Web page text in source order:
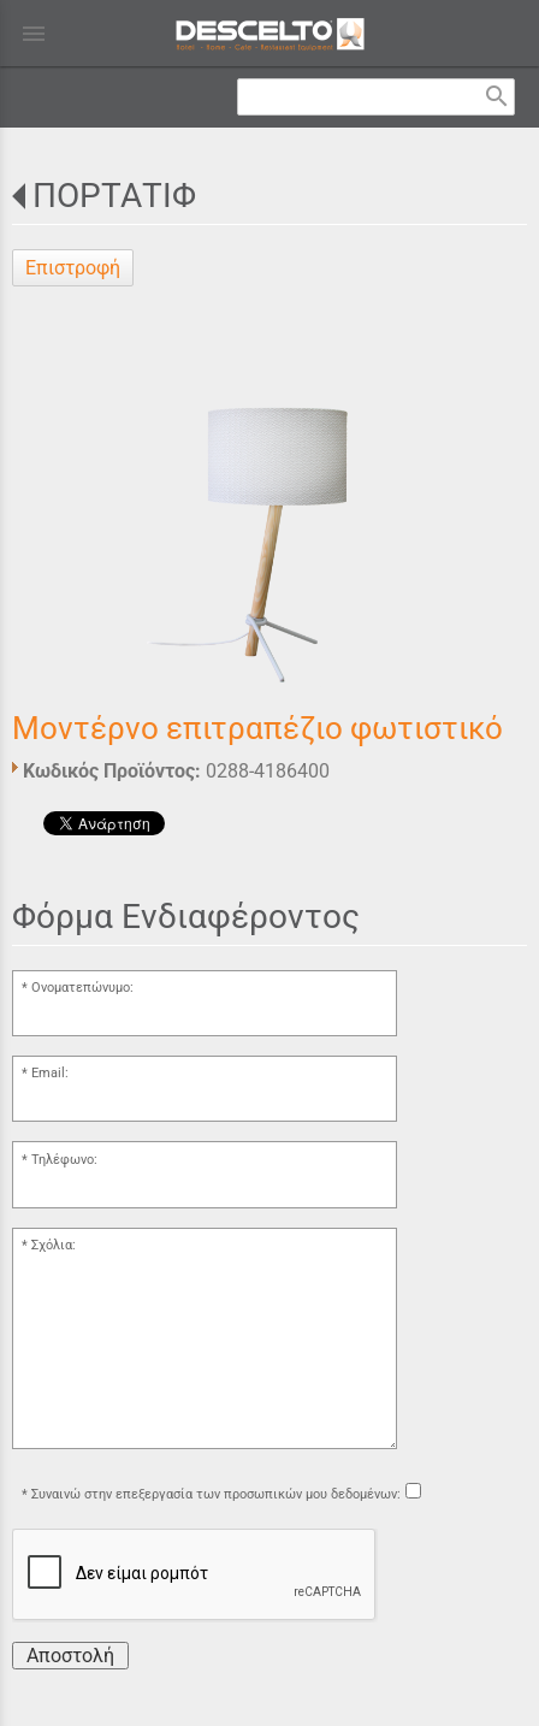
menu
search
ΠΟΡΤΑΤΙΦ
Επιστροφή
Μοντέρνο επιτραπέζιο φωτιστικό
Κωδικός Προϊόντος: 0288-4186400
Φόρμα Ενδιαφέροντος
Ονοματεπώνυμο:
Email:
Τηλέφωνο:
Σχόλια:
Συναινώ στην επεξεργασία των προσωπικών μου δεδομένων:
Αποστολή